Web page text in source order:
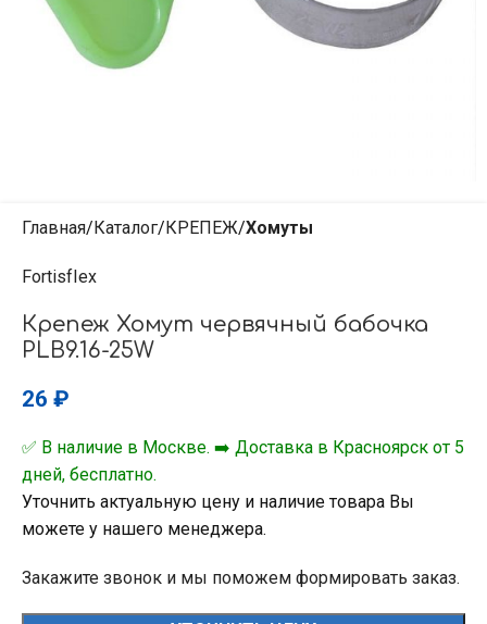
Главная Каталог КРЕПЕЖ Хомуты
FortisfIex
Крепеж Хомут червячный бабочка
PLB9.16-25W
26 ₽
✅ В наличие в Москве. ➡️ Доставка в Красноярск от 5
дней, бесплатно.
Уточнить актуальную цену и наличие товара Вы
можете у нашего менеджера.
Закажите звонок и мы поможем формировать заказ.